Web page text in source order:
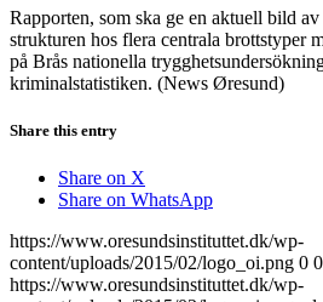
Rapporten, som ska ge en aktuell bild
strukturen hos flera centrala brottstyper
på Brås nationella
kriminalstatistiken. (News Øresund)
Share this entry
Share on X
Share on WhatsApp
https://www.oresundsinstituttet.dk/wp-
content/uploads/2015/02/logo_oi.png 0 0
https://www.oresundsinstituttet.dk/wp-